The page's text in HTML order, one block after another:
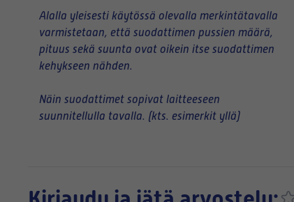
Alalla yleisesti käytössä olevalla merkintätavalla
varmistetaan, että suodattimen pussien määrä,
pituus sekä suunta ovat oikein itse suodattimen
kehykseen nähden.
Näin suodattimet sopivat laitteeseen
suunnitellulla tavalla. (kts. esimerkit yllä)